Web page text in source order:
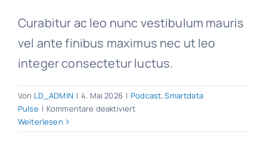
Curabitur ac leo nunc vestibulum mauris
vel ante finibus maximus nec ut leo
integer consectetur luctus.
Von LD_ADMIN | 4. Mai 2026 | Podcast,Smartdata
Pulse | Kommentare deaktiviertfür
Weiterlesen